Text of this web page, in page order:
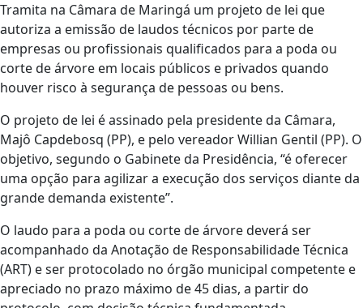
Tramita na Câmara de Maringá um projeto de lei que
autoriza a emissão de laudos técnicos por parte de
empresas ou profissionais qualificados para a poda ou
corte de árvore em locais públicos e privados quando
houver risco à segurança de pessoas ou bens.
O projeto de lei é assinado pela presidente da Câmara,
Majô Capdebosq (PP), e pelo vereador Willian Gentil (PP). O
objetivo, segundo o Gabinete da Presidência, “é oferecer
uma opção para agilizar a execução dos serviços diante da
grande demanda existente”.
O laudo para a poda ou corte de árvore deverá ser
acompanhado da Anotação de Responsabilidade Técnica
(ART) e ser protocolado no órgão municipal competente e
apreciado no prazo máximo de 45 dias, a partir do